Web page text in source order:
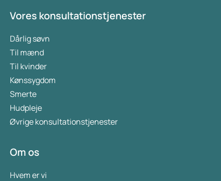
Vores konsultationstjenester
Dårlig søvn
Til mænd
Til kvinder
Kønssygdom
Smerte
Hudpleje
Øvrige konsultationstjenester
Om os
Hvem er vi